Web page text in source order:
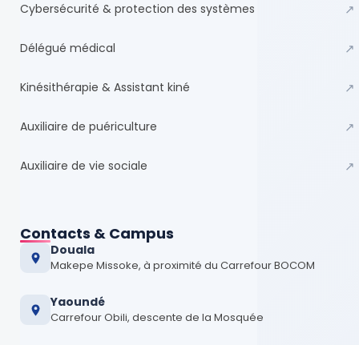
Cybersécurité & protection des systèmes ↗
Délégué médical ↗
Kinésithérapie & Assistant kiné ↗
Auxiliaire de puériculture ↗
Auxiliaire de vie sociale ↗
Contacts & Campus
Douala
Makepe Missoke, à proximité du Carrefour BOCOM
Yaoundé
Carrefour Obili, descente de la Mosquée